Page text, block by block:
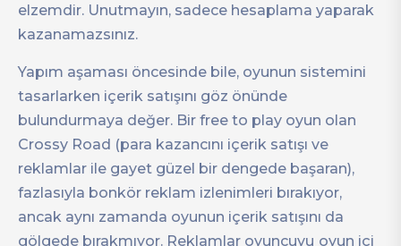
elzemdir. Unutmayın, sadece hesaplama yaparak
kazanamazsınız.
Yapım aşaması öncesinde bile, oyunun sistemini
tasarlarken içerik satışını göz önünde
bulundurmaya değer. Bir free to play oyun olan
Crossy Road (para kazancını içerik satışı ve
reklamlar ile gayet güzel bir dengede başaran),
fazlasıyla bonkör reklam izlenimleri bırakıyor,
ancak aynı zamanda oyunun içerik satışını da
gölgede bırakmıyor. Reklamlar oyuncuyu oyun içi